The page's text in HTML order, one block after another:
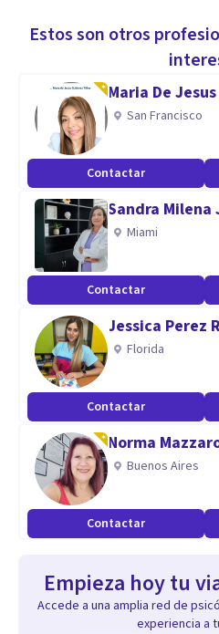
sufrimiento mental que estás
Dirigido a jóvenes y adultos.
Especialidad
Cuento con habilidades
permitirán encontrar un
contención para abordar las
atravesando, a partir de una
Aptitudes
Especialidad en salud mental y
Estos son otros
Maria De
San Francisco
Contactar
Sandra Milena
Miami
Contactar
Jessica Perez
Florida
Contactar
Norma
Buenos Aires
Contactar
Empieza hoy tu
Accede a una amplia red de
experiencia a